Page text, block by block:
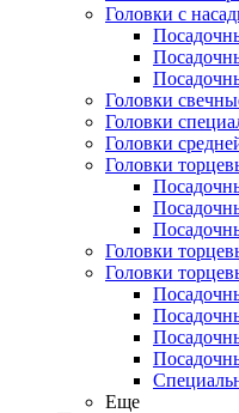
Головки с
Головки
Головки
Головки
Головки
Головки
Головки
Еще